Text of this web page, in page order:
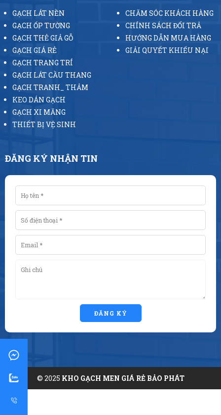
GẠCH LÁT NỀN
GẠCH ỐP TƯỜNG
GẠCH THẺ GIẢ GỖ
GẠCH GIÁ RẺ
GẠCH TRANG TRÍ
GẠCH LÁT CẦU THANG
GẠCH TRANH_ THẢM
KEO DÁN GẠCH
GẠCH XI MĂNG
THIẾT BỊ VỆ SINH
CHĂM SÓC KHÁCH HÀNG
CHÍNH SÁCH ĐỔI TRẢ
HƯỚNG DẪN MUA HÀNG
GIẢI QUYẾT KHIẾU NẠI
ĐĂNG KÝ NHẬN TIN
ĐĂNG KÝ
© 2025 KHO GẠCH MEN GIÁ RẺ BẢO PHÁT